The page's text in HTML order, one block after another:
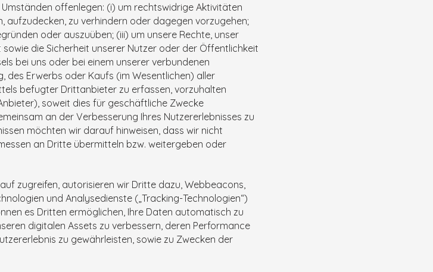
offenlegen: (i) um rechtswidrige Aktivitäten
aufzudecken, zu verhindern oder dagegen vorzugehen;
oder auszuüben; (iii) um unsere Rechte, unser
die Sicherheit unserer Nutzer oder der Öffentlichkeit
bei uns oder bei einem unserer verbundenen
des Erwerbs oder Kaufs (im Wesentlichen) aller
befugter Drittanbieter zu erfassen, vorzuhalten
soweit dies für geschäftliche Zwecke
an der Verbesserung Ihres Nutzererlebnisses zu
möchten wir darauf hinweisen, dass wir nicht
an Dritte übermitteln bzw. weitergeben oder
zugreifen, autorisieren wir Dritte dazu, Webbeacons,
und Analysedienste („Tracking-Technologien“)
es Dritten ermöglichen, Ihre Daten automatisch zu
digitalen Assets zu verbessern, deren Performance
zu gewährleisten, sowie zu Zwecken der